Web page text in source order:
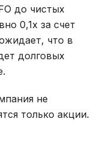
до чистых
0,1х за счет
что в
долговых
не
только акции.